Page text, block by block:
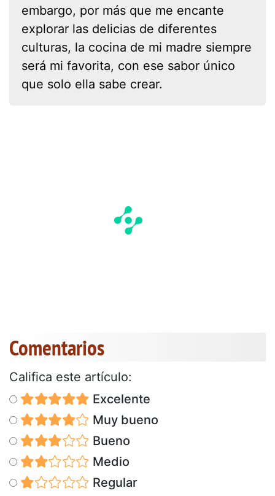
embargo, por más que me encante
explorar las delicias de diferentes
culturas, la cocina de mi madre siempre
será mi favorita, con ese sabor único
que solo ella sabe crear.
Comentarios
Califica este artículo:
Excelente
Muy bueno
Bueno
Medio
Regular